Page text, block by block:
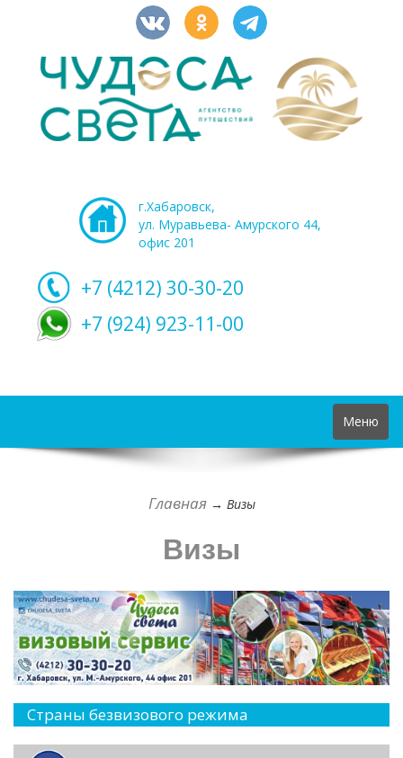
г.Хабаровск,
ул. Муравьева- Амурского 44,
офис 201
+7 (4212) 30-30-20
+7 (924) 923-11-00
Toggle
navigation
Меню
Главная→ Визы
Визы
Страны безвизового режима